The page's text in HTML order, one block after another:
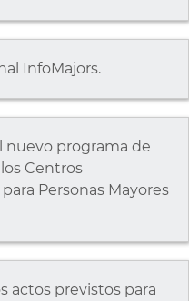
InfoMajors.
nuevo programa de
Centros
Personas Mayores
actos previstos para